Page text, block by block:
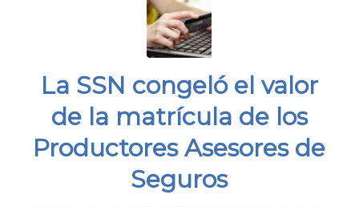
La SSN congeló el valor
de la matrícula de los
Productores Asesores de
Seguros